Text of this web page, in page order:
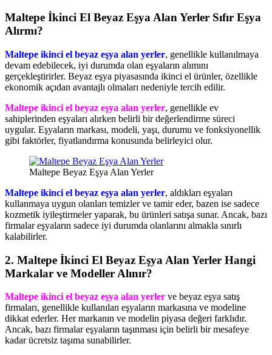
Maltepe İkinci El Beyaz Eşya Alan Yerler Sıfır Eşya
Alırmı?
Maltepe ikinci el beyaz eşya alan yerler, genellikle kullanılmaya
devam edebilecek, iyi durumda olan eşyaların alımını
gerçekleştirirler. Beyaz eşya piyasasında ikinci el ürünler, özellikle
ekonomik açıdan avantajlı olmaları nedeniyle tercih edilir.
Maltepe ikinci el beyaz eşya alan yerler, genellikle ev
sahiplerinden eşyaları alırken belirli bir değerlendirme süreci
uygular. Eşyaların markası, modeli, yaşı, durumu ve fonksiyonellik
gibi faktörler, fiyatlandırma konusunda belirleyici olur.
Maltepe Beyaz Eşya Alan Yerler
Maltepe ikinci el beyaz eşya alan yerler, aldıkları eşyaları
kullanmaya uygun olanları temizler ve tamir eder, bazen ise sadece
kozmetik iyileştirmeler yaparak, bu ürünleri satışa sunar. Ancak, bazı
firmalar eşyaların sadece iyi durumda olanlarını almakla sınırlı
kalabilirler.
2. Maltepe İkinci El Beyaz Eşya Alan Yerler Hangi
Markalar ve Modeller Alınır?
Maltepe ikinci el beyaz eşya alan yerler ve beyaz eşya satış
firmaları, genellikle kullanılan eşyaların markasına ve modeline
dikkat ederler. Her markanın ve modelin piyasa değeri farklıdır.
Ancak, bazı firmalar eşyaların taşınması için belirli bir mesafeye
kadar ücretsiz taşıma sunabilirler.